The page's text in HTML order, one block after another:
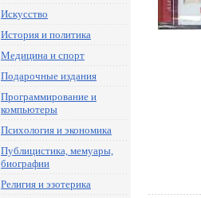
Искусство
История и политика
Медицина и спорт
Подарочные издания
Программирование и
компьютеры
Психология и экономика
Публицистика, мемуары,
биографии
Религия и эзотерика